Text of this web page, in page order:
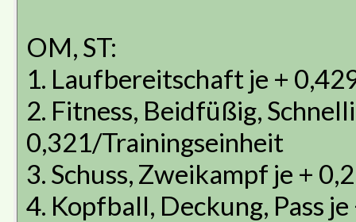
OM, ST:
1. Laufbereitschaft je +
2. Fitness, Beidfüßig,
0,321/Trainingseinheit
3. Schuss, Zweikampf je +
4. Kopfball, Deckung, Pass